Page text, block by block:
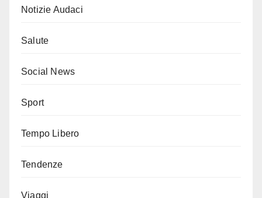
Notizie Audaci
Salute
Social News
Sport
Tempo Libero
Tendenze
Viaggi